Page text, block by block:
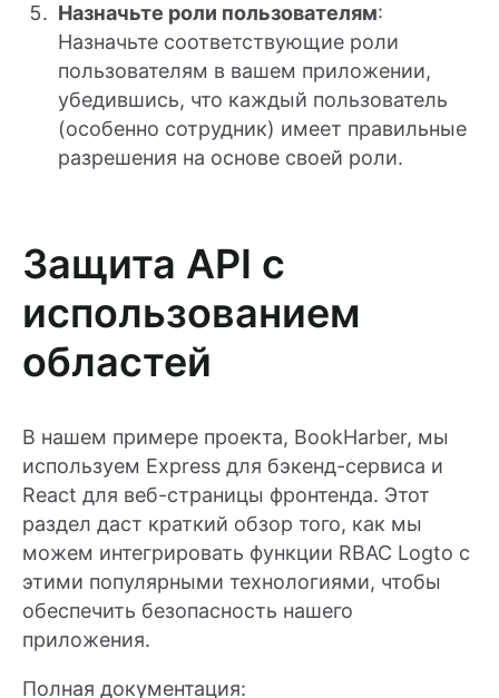
Назначьте роли пользователям:
Назначьте соответствующие роли
пользователям в вашем приложении,
убедившись, что каждый пользователь
(особенно сотрудник) имеет правильные
разрешения на основе своей роли.
Защита API с
использованием
областей
В нашем примере проекта, BookHarber, мы
используем Express для бэкенд-сервиса и
React для веб-страницы фронтенда. Этот
раздел даст краткий обзор того, как мы
можем интегрировать функции RBAC Logto с
этими популярными технологиями, чтобы
обеспечить безопасность нашего
приложения.
Полная документация: